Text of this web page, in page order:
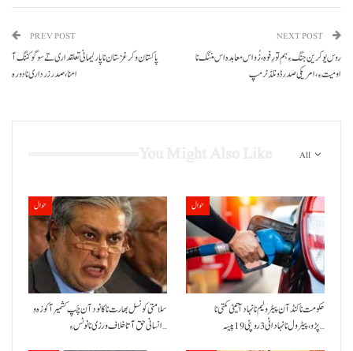
PREV POST
پاکستان و کرغزستان نا پارلیمانی تعلقداری تے سوگو کننگ آ
امنا،صدر زرداری نا دورہ
NEXT POST
روس یوکرین جنگ ءِ ہم تورِفوہ، زُو اس معاہدہ اس مننگ نا
اومیت ءِ،امریکی صدر ڈونلڈ ٹرمپ
All
حوال
سلامتی کونسل بھارت نا کانود آن چَپ کشمیر آ کوزہ و
انسانی حق آتا خلاف ورزی نا نوٹس ءِ…
حوال
حکومت نا کنڈ آن پیٹرولیم نا نہاد آتیٹی کمتی نا
پڑو،پیٹرول نا نہاد اٹی 3 روپئی 19 پیسہ…